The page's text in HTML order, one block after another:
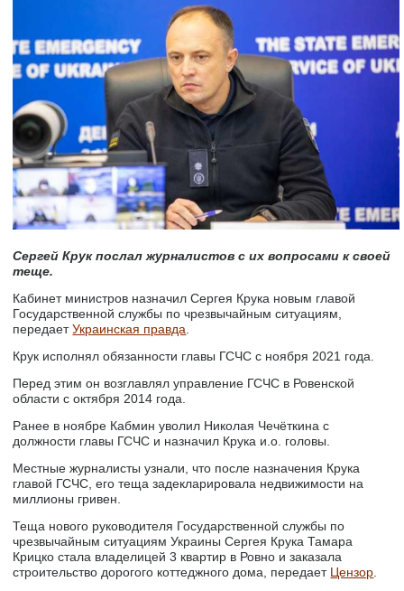
Сергей Крук послал журналистов с их вопросами к своей
теще.
Кабинет министров назначил Сергея Крука новым главой
Государственной службы по чрезвычайным ситуациям,
передаетУкраинская правда.
Крук исполнял обязанности главы ГСЧС с ноября 2021 года.
Перед этим он возглавлял управление ГСЧС в Ровенской
области с октября 2014 года.
Ранее в ноябре Кабмин уволил Николая Чечёткина с
должности главы ГСЧС и назначил Крука и.о. головы.
Местные журналисты узнали, что после назначения Крука
главой ГСЧС, его теща задекларировала недвижимости на
миллионы гривен.
Теща нового руководителя Государственной службы по
чрезвычайным ситуациям Украины Сергея Крука Тамара
Крицко стала владелицей 3 квартир в Ровно и заказала
строительство дорогого коттеджного дома, передает Цензор.